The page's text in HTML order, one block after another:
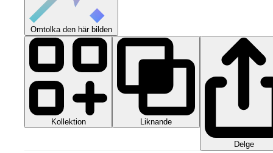
Omtolka den här bilden
Kollektion Liknande
Delge